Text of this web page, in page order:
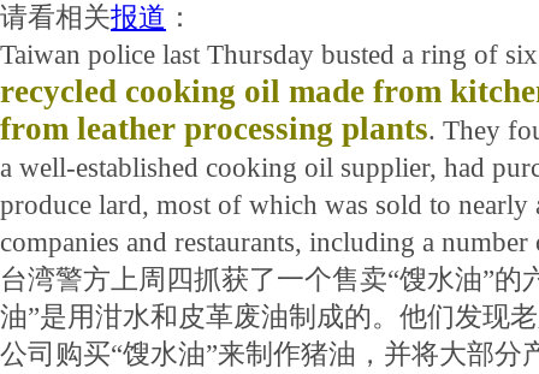
请看相关报道 ：
Taiwan police last Thursday busted a ring of
recycled cooking oil made from
from leather processing plants. They
a well-established cooking oil supplier, had
produce lard, most of which was sold to nearly
companies and restaurants, including a
台湾警方上周四抓获了一个售卖“馊水油”的
油”是用泔水和皮革废油制成的。他们发现
公司购买“馊水油”来制作猪油，并将大部分